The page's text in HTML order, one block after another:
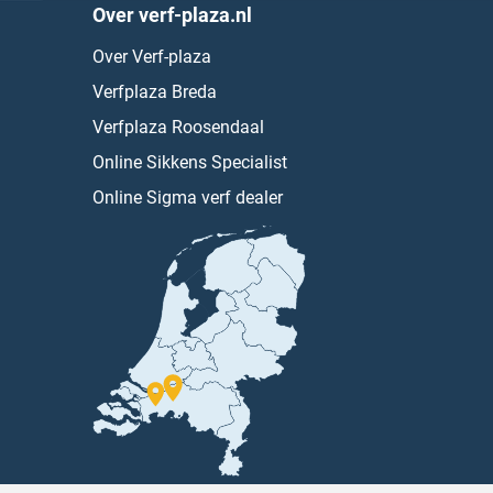
Over verf-plaza.nl
Over Verf-plaza
Verfplaza Breda
Verfplaza Roosendaal
Online Sikkens Specialist
Online Sigma verf dealer